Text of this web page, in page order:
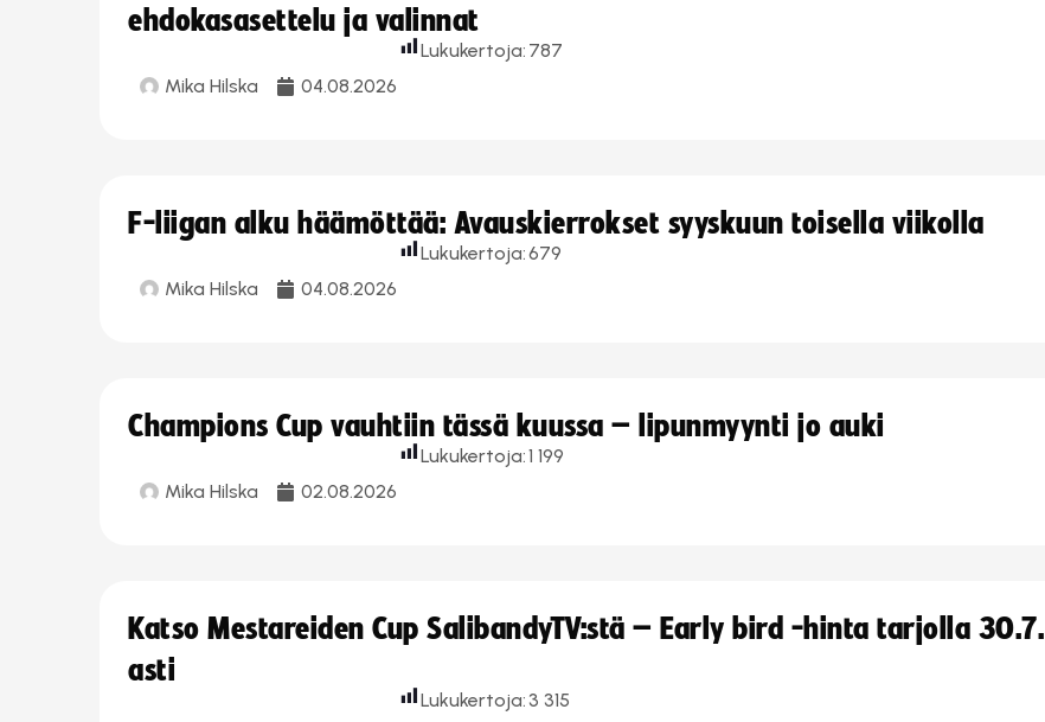
ehdokasasettelu ja valinnat
Mika Hilska 04.08.2026
Lukukertoja: 787
F-liigan alku häämöttää: Avauskierrokset syyskuun toisella viikolla
Mika Hilska 04.08.2026
Lukukertoja:679
Champions Cup vauhtiin tässä kuussa – lipunmyynti jo auki
Mika Hilska 02.08.2026
Lukukertoja:1 199
Katso Mestareiden Cup SalibandyTV:stä – Early bird -hinta tarjolla 30.7.
asti
Lukukertoja: 3 315